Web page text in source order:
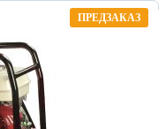
ПРЕДЗАКАЗ